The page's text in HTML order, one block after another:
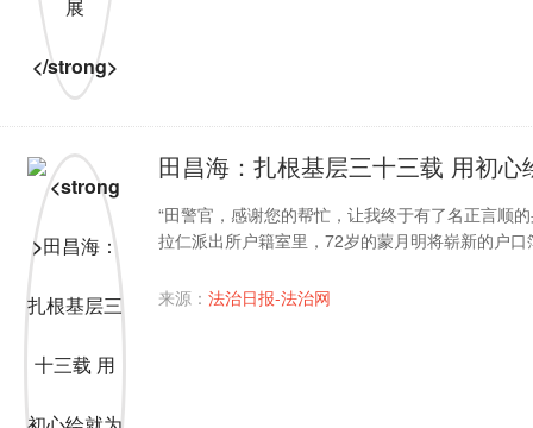
田昌海：扎根基层三十三载 用初
“田警官，感谢您的帮忙，让我终于有了名正言顺
拉仁派出所户籍室里，72岁的蒙月明将崭新的户
来源： 法治日报-法治网